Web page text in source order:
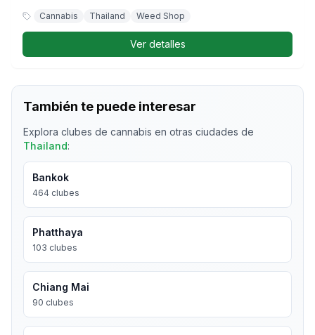
Cannabis Thailand Weed Shop
Ver detalles
También te puede interesar
Explora clubes de cannabis en otras ciudades de
Thailand:
Bankok
464 clubes
Phatthaya
103 clubes
Chiang Mai
90 clubes